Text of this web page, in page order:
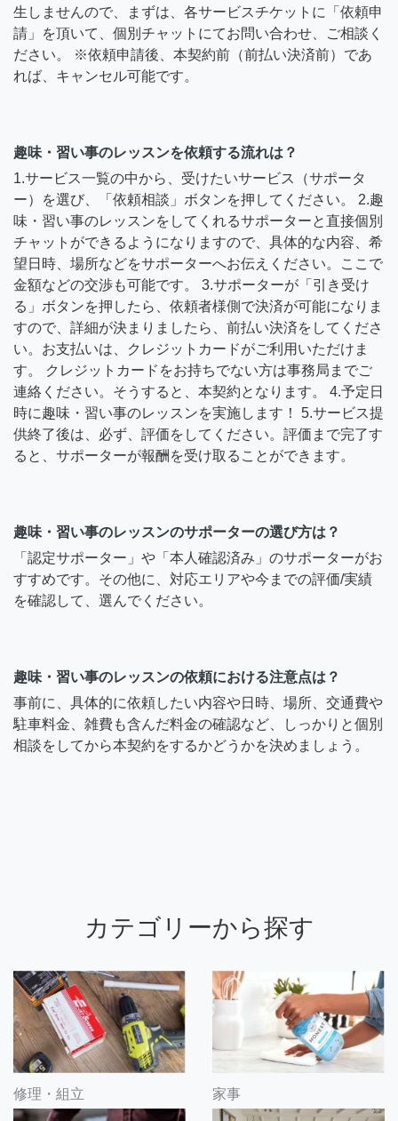
生しませんので、まずは、各サービスチケットに「依頼申
請」を頂いて、個別チャットにてお問い合わせ、ご相談く
ださい。 ※依頼申請後、本契約前（前払い決済前）であ
れば、キャンセル可能です。
趣味・習い事のレッスンを依頼する流れは？
1.サービス一覧の中から、受けたいサービス（サポータ
ー）を選び、「依頼相談」ボタンを押してください。 2.趣
味・習い事のレッスンをしてくれるサポーターと直接個別
チャットができるようになりますので、具体的な内容、希
望日時、場所などをサポーターへお伝えください。ここで
金額などの交渉も可能です。 3.サポーターが「引き受け
る」ボタンを押したら、依頼者様側で決済が可能になりま
すので、詳細が決まりましたら、前払い決済をしてくださ
い。お支払いは、クレジットカードがご利用いただけま
す。 クレジットカードをお持ちでない方は事務局までご
連絡ください。そうすると、本契約となります。 4.予定日
時に趣味・習い事のレッスンを実施します！ 5.サービス提
供終了後は、必ず、評価をしてください。評価まで完了す
ると、サポーターが報酬を受け取ることができます。
趣味・習い事のレッスンのサポーターの選び方は？
「認定サポーター」や「本人確認済み」のサポーターがお
すすめです。その他に、対応エリアや今までの評価/実績
を確認して、選んでください。
趣味・習い事のレッスンの依頼における注意点は？
事前に、具体的に依頼したい内容や日時、場所、交通費や
駐車料金、雑費も含んだ料金の確認など、しっかりと個別
相談をしてから本契約をするかどうかを決めましょう。
カテゴリーから探す
修理・組立 家事